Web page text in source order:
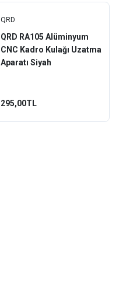
QRD
QRD RA105 Alüminyum
CNC Kadro Kulağı Uzatma
Aparatı Siyah
295,00TL